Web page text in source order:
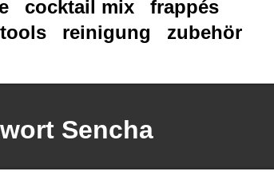
cocktail mix
frappés
reinigung
zubehör
Sencha